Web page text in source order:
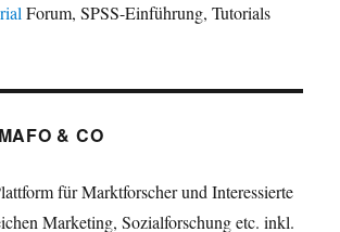
Forum, SPSS-Einführung, Tutorials
& CO
für Marktforscher und Interessierte
Marketing, Sozialforschung etc. inkl.